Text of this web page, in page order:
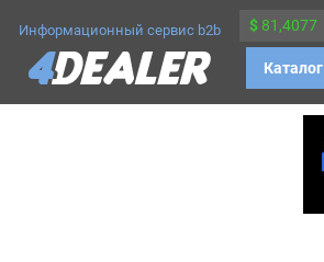
Информационный сервис b2b $ 81,4077
Каталог